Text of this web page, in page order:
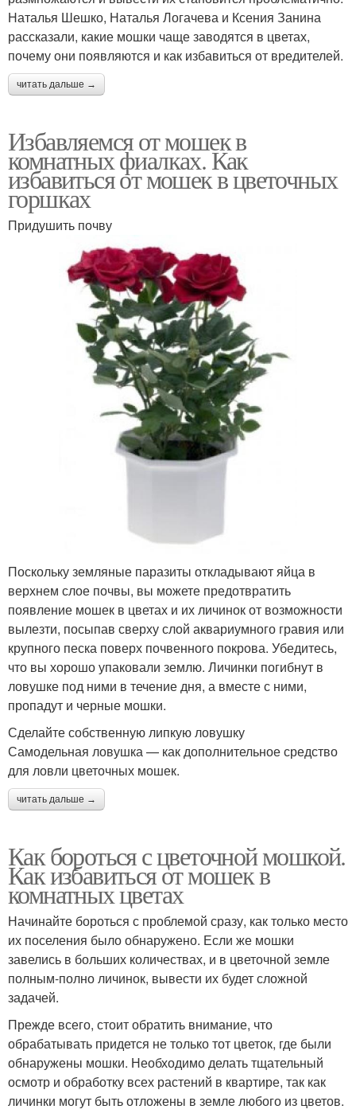
Наталья Шешко, Наталья Логачева и Ксения Занина
рассказали, какие мошки чаще заводятся в цветах,
почему они появляются и как избавиться от вредителей.
читать дальше →
Избавляемся от мошек в
комнатных фиалках. Как
избавиться от мошек в цветочных
горшках
Придушить почву
Поскольку земляные паразиты откладывают яйца в
верхнем слое почвы, вы можете предотвратить
появление мошек в цветах и их личинок от возможности
вылезти, посыпав сверху слой аквариумного гравия или
крупного песка поверх почвенного покрова. Убедитесь,
что вы хорошо упаковали землю. Личинки погибнут в
ловушке под ними в течение дня, а вместе с ними,
пропадут и черные мошки.
Сделайте собственную липкую ловушку
Самодельная ловушка — как дополнительное средство
для ловли цветочных мошек.
читать дальше →
Как бороться с цветочной мошкой.
Как избавиться от мошек в
комнатных цветах
Начинайте бороться с проблемой сразу, как только место
их поселения было обнаружено. Если же мошки
завелись в больших количествах, и в цветочной земле
полным-полно личинок, вывести их будет сложной
задачей.
Прежде всего, стоит обратить внимание, что
обрабатывать придется не только тот цветок, где были
обнаружены мошки. Необходимо делать тщательный
осмотр и обработку всех растений в квартире, так как
личинки могут быть отложены в земле любого из цветов.